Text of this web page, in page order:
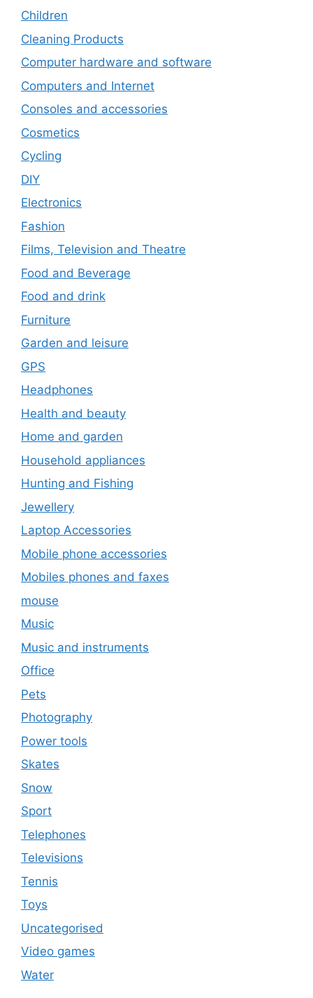
Children
Cleaning Products
Computer hardware and software
Computers and Internet
Consoles and accessories
Cosmetics
Cycling
DIY
Electronics
Fashion
Films, Television and Theatre
Food and Beverage
Food and drink
Furniture
Garden and leisure
GPS
Headphones
Health and beauty
Home and garden
Household appliances
Hunting and Fishing
Jewellery
Laptop Accessories
Mobile phone accessories
Mobiles phones and faxes
mouse
Music
Music and instruments
Office
Pets
Photography
Power tools
Skates
Snow
Sport
Telephones
Televisions
Tennis
Toys
Uncategorised
Video games
Water